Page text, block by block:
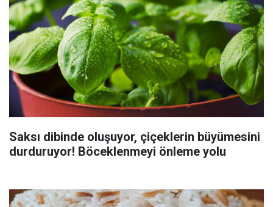
Saksı dibinde oluşuyor, çiçeklerin büyümesini
durduruyor! Böceklenmeyi önleme yolu